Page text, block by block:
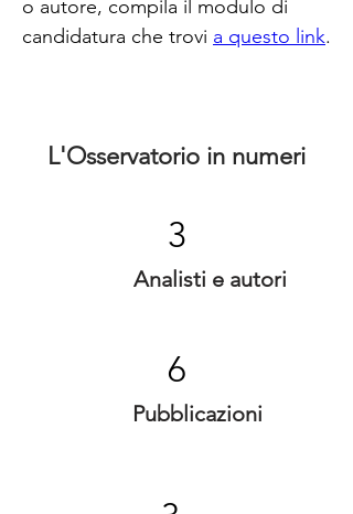
o autore, compila il modulo di
candidatura che trovi a questo link.
L'Osservatorio in numeri
3
Analisti e autori
6
Pubblicazioni